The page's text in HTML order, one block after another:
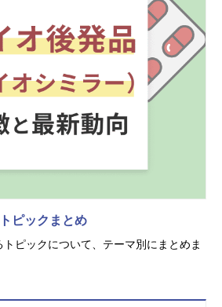
ピックまとめ
トピックについて、テーマ別にまとめま